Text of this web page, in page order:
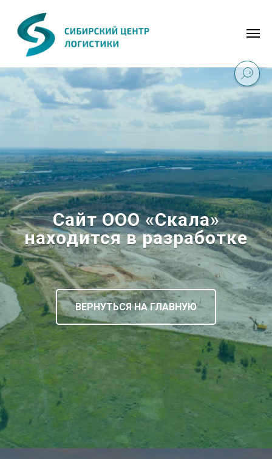
Сайт ООО «Скала»
находится в разработке
ВЕРНУТЬСЯ НА ГЛАВНУЮ